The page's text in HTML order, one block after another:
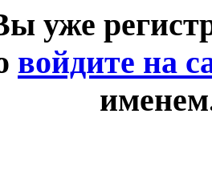
уже
войдите на